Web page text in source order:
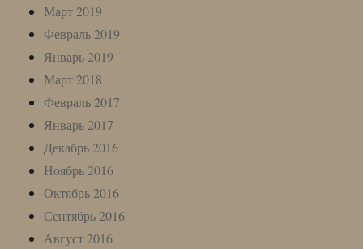
Март 2019
Февраль 2019
Январь 2019
Март 2018
Февраль 2017
Январь 2017
Декабрь 2016
Ноябрь 2016
Октябрь 2016
Сентябрь 2016
Август 2016